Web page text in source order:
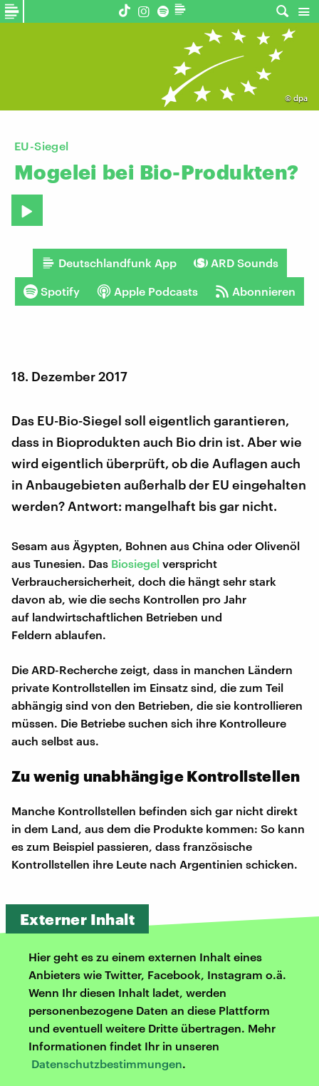
© dpa
EU-Siegel
Mogelei bei Bio-Produkten?
Deutschlandfunk App ARD Sounds
Spotify Apple Podcasts Abonnieren
18. Dezember 2017
Das EU-Bio-Siegel soll eigentlich garantieren,
dass in Bioprodukten auch Bio drin ist. Aber wie
wird eigentlich überprüft, ob die Auflagen auch
in Anbaugebieten außerhalb der EU eingehalten
werden? Antwort: mangelhaft bis gar nicht.
Sesam aus Ägypten, Bohnen aus China oder Olivenöl
aus Tunesien. Das Biosiegel verspricht
Verbrauchersicherheit, doch die hängt sehr stark
davon ab, wie die sechs Kontrollen pro Jahr
auf landwirtschaftlichen Betrieben und
Feldern ablaufen.
Die ARD-Recherche zeigt, dass in manchen Ländern
private Kontrollstellen im Einsatz sind, die zum Teil
abhängig sind von den Betrieben, die sie kontrollieren
müssen. Die Betriebe suchen sich ihre Kontrolleure
auch selbst aus.
Zu wenig unabhängige Kontrollstellen
Manche Kontrollstellen befinden sich gar nicht direkt
in dem Land, aus dem die Produkte kommen: So kann
es zum Beispiel passieren, dass französische
Kontrollstellen ihre Leute nach Argentinien schicken.
Externer Inhalt
Hier geht es zu einem externen Inhalt eines
Anbieters wie Twitter, Facebook, Instagram o.ä.
Wenn Ihr diesen Inhalt ladet, werden
personenbezogene Daten an diese Plattform
und eventuell weitere Dritte übertragen. Mehr
Informationen findet Ihr in unseren
Datenschutzbestimmungen.